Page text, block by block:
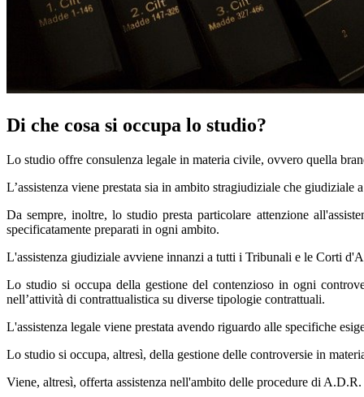
Di che cosa si occupa lo studio?
Lo studio offre consulenza legale in materia civile, ovvero quella
L’assistenza viene prestata sia in ambito stragiudiziale che giudiziale
Da sempre, inoltre, lo studio presta particolare attenzione
specificatamente preparati in ogni ambito.
L'assistenza giudiziale avviene innanzi a tutti i Tribunali e le Corti
Lo studio si occupa della gestione del contenzioso in ogni
nell’attività di contrattualistica su diverse tipologie contrattuali.
L'assistenza legale viene prestata avendo riguardo alle specifiche
Lo studio si occupa, altresì, della gestione delle controversie in
Viene, altresì, offerta assistenza nell'ambito delle procedure di A.D.R.